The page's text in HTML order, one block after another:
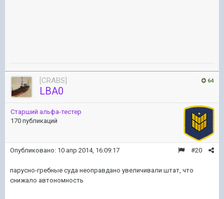
64
[CRABS]
LBA0
Старший альфа-тестер
170 публикаций
#20
Опубликовано: 10 апр 2014, 16:09:17
парусно-гребные суда неоправдано увеличивали штат, что
снижало автономность